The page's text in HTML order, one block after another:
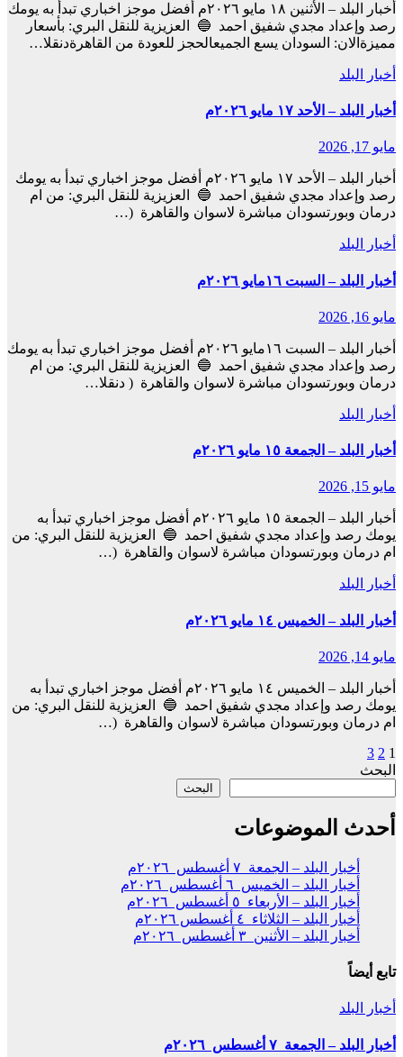
أخبار البلد – الأثنين ١٨ مايو ٢٠٢٦م أفضل موجز اخباري تبدأ به يومك
رصد وإعداد مجدي شفيق احمد 🔵 العزيزية للنقل البري: بأسعار
مميزةالان: السودان يسع الجميعالحجز للعودة من القاهرةدنقلا…
أخبار البلد
أخبار البلد – الأحد ١٧ مايو ٢٠٢٦م
مايو 17, 2026
أخبار البلد – الأحد ١٧ مايو ٢٠٢٦م أفضل موجز اخباري تبدأ به يومك
رصد وإعداد مجدي شفيق احمد 🔵 العزيزية للنقل البري: من ام
درمان وبورتسودان مباشرة لاسوان والقاهرة (…
أخبار البلد
أخبار البلد – السبت ١٦مايو ٢٠٢٦م
مايو 16, 2026
أخبار البلد – السبت ١٦مايو ٢٠٢٦م أفضل موجز اخباري تبدأ به يومك
رصد وإعداد مجدي شفيق احمد 🔵 العزيزية للنقل البري: من ام
درمان وبورتسودان مباشرة لاسوان والقاهرة ( دنقلا…
أخبار البلد
أخبار البلد – الجمعة ١٥ مايو ٢٠٢٦م
مايو 15, 2026
أخبار البلد – الجمعة ١٥ مايو ٢٠٢٦م أفضل موجز اخباري تبدأ به
يومك رصد وإعداد مجدي شفيق احمد 🔵 العزيزية للنقل البري: من
ام درمان وبورتسودان مباشرة لاسوان والقاهرة (…
أخبار البلد
أخبار البلد – الخميس ١٤ مايو ٢٠٢٦م
مايو 14, 2026
أخبار البلد – الخميس ١٤ مايو ٢٠٢٦م أفضل موجز اخباري تبدأ به
يومك رصد وإعداد مجدي شفيق احمد 🔵 العزيزية للنقل البري: من
ام درمان وبورتسودان مباشرة لاسوان والقاهرة (…
تعدد
صفحات
المقالات
1
2
3
البحث
البحث
أحدث الموضوعات
أخبار البلد – الجمعة ٧ أغسطس ٢٠٢٦م
أخبار البلد – الخميس ٦ أغسطس ٢٠٢٦م
أخبار البلد – الأربعاء ٥ أغسطس ٢٠٢٦م
أخبار البلد – الثلاثاء ٤ أغسطس ٢٠٢٦م
أخبار البلد – الأثنين ٣ أغسطس ٢٠٢٦م
تابع أيضاً
أخبار البلد
أخبار البلد – الجمعة ٧ أغسطس ٢٠٢٦م